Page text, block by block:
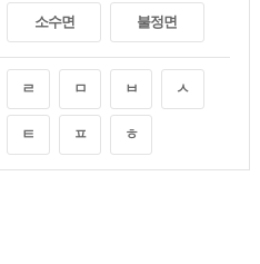
소수면 불정면
ㄹ ㅁ ㅂ ㅅ
ㅌ ㅍ ㅎ